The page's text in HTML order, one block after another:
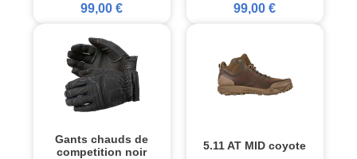
99,00 € 99,00 €
Gants chauds de
competition noir
5.11 AT MID coyote